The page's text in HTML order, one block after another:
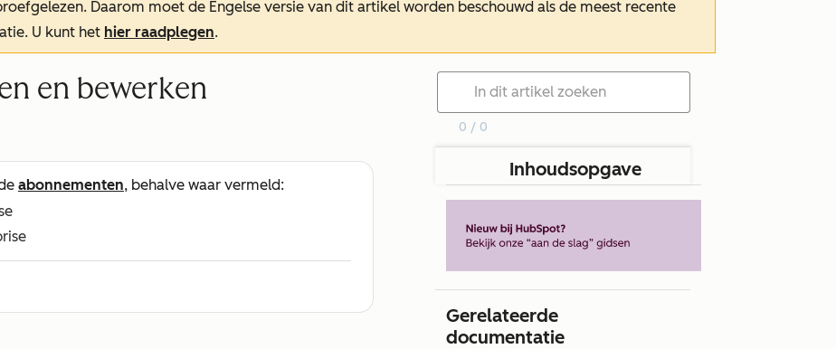
Daarom moet de Engelse versie van dit artikel worden beschouwd als de meest recente
U kunt het hier raadplegen.
en bewerken
abonnementen, behalve waar vermeld:
0 / 0
Inhoudsopgave
Gerelateerde
documentatie